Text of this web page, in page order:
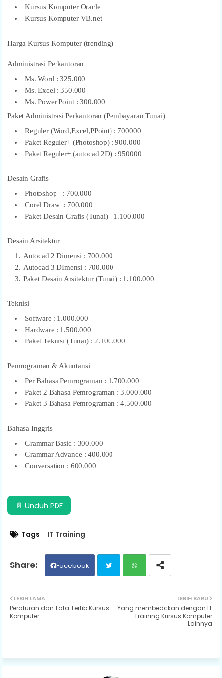
Kursus Komputer Oracle
Kursus Komputer VB.net
Harga Kursus Komputer (trending)
Administrasi Perkantoran
Ms. Word : 325.000
Ms. Excel : 350.000
Ms. Power Point : 300.000
Paket Administrasi Perkantoran (Pembayaran Tunai)
Reguler (Word,Excel,PPoint) : 700000
Paket Reguler+ (Photoshop) : 900.000
Paket Reguler+ (autocad 2D) : 950000
Desain Grafis
Photoshop : 700.000
Corel Draw : 700.000
Paket Desain Grafis (Tunai) : 1.100.000
Desain Arsitektur
Autocad 2 Dimensi : 700.000
Autocad 3 DImensi : 700.000
Paket Desain Arsitektur (Tunai) : 1.100.000
Teknisi
Software : 1.000.000
Hardware : 1.500.000
Paket Teknisi (Tunai) : 2.100.000
Pemrograman & Akuntansi
Per Bahasa Pemrograman : 1.700.000
Paket 2 Bahasa Pemrograman : 3.000.000
Paket 3 Bahasa Pemrograman : 4.500.000
Bahasa Inggris
Grammar Basic : 300.000
Grammar Advance : 400.000
Conversation : 600.000
📄 Unduh PDF
Tags IT Training
Facebook
ter ats
LEBIH BARU
Yang membedakan dengan IT
Training Kursus Komputer
Lainnya
LEBIH LAMA
Peraturan dan Tata Tertib Kursus
Komputer